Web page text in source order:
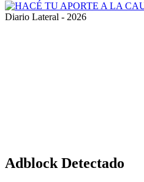
Diario Lateral - 2026
Adblock Detectado